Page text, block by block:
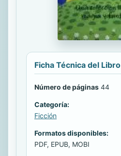
Ficha Técnica del Libro
Número de páginas 44
Categoría:
Ficción
Formatos disponibles:
PDF, EPUB, MOBI